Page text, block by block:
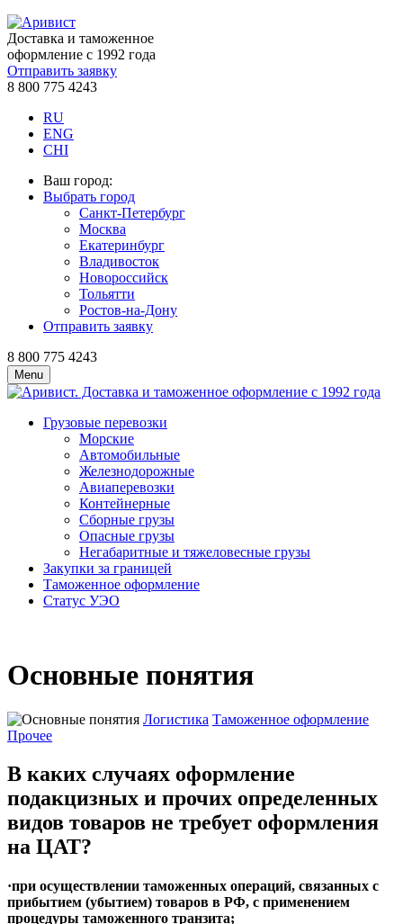
Доставка и таможенное
оформление с 1992 года
Отправить заявку
8 800 775 4243
RU
ENG
CHI
Ваш город:
Выбрать город
Санкт-Петербург
Москва
Екатеринбург
Владивосток
Новороссийск
Тольятти
Ростов-на-Дону
Отправить заявку
8 800 775 4243
Menu
Грузовые перевозки
Морские
Автомобильные
Железно­дорожные
Авиаперевозки
Контейнерные
Сборные грузы
Опасные грузы
Негабаритные и тяжело­весные грузы
Закупки за границей
Таможенное оформление
Статус УЭО
Основные понятия
Логистика Таможенное оформление
Прочее
В каких случаях оформление
подакцизных и прочих определенных
видов товаров не требует оформления
на ЦАТ?
·при осуществлении таможенных операций, связанных с
прибытием (убытием) товаров в РФ, с применением
процедуры таможенного транзита;